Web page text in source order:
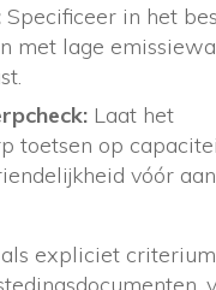
Specificeer in het
met lage
Laat het
toetsen op
vóór
expliciet